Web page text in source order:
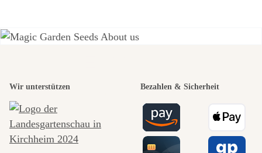
schönsten
Wege zu uns
Wir unterstützen Bezahlen & Sicherheit